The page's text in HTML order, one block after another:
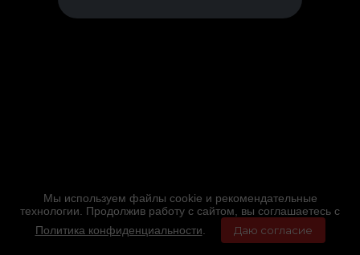
Мы используем файлы cookie и рекомендательные
технологии. Продолжив работу с сайтом, вы соглашаетесь с
Политика конфиденциальности
Даю согласие